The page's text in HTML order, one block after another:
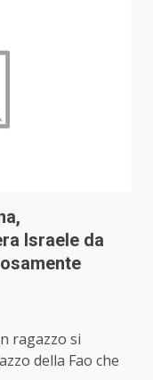
Israele da
ragazzo si
della Fao che